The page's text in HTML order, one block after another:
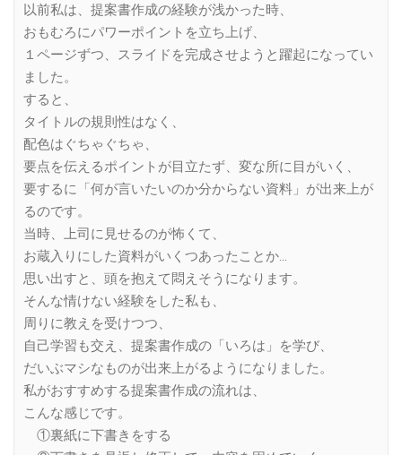
以前私は、提案書作成の経験が浅かった時、
おもむろにパワーポイントを立ち上げ、
１ページずつ、スライドを完成させようと躍起になってい
ました。
すると、
タイトルの規則性はなく、
配色はぐちゃぐちゃ、
要点を伝えるポイントが目立たず、変な所に目がいく、
要するに「何が言いたいのか分からない資料」が出来上が
るのです。
当時、上司に見せるのが怖くて、
お蔵入りにした資料がいくつあったことか…
思い出すと、頭を抱えて悶えそうになります。
そんな情けない経験をした私も、
周りに教えを受けつつ、
自己学習も交え、提案書作成の「いろは」を学び、
だいぶマシなものが出来上がるようになりました。
私がおすすめする提案書作成の流れは、
こんな感じです。
①裏紙に下書きをする